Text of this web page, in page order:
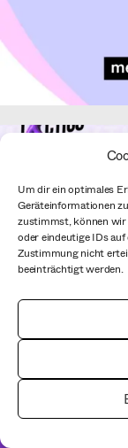
Um dir ein optimales
Geräteinformationen
zustimmst, können wir
oder eindeutige IDs
Zustimmung nicht
beeinträchtigt werden.